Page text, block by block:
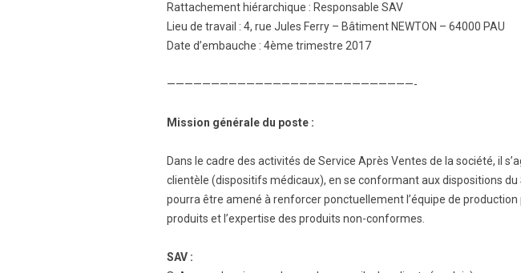
Rattachement hiérarchique : Responsable SAV
Lieu de travail : 4, rue Jules Ferry – Bâtiment NEWTON – 64000 PAU
Date d’embauche : 4ème trimestre 2017
————————————————————————————-
Mission générale du poste :
Dans le cadre des activités de Service Après Ventes de la société, il
clientèle (dispositifs médicaux), en se conformant aux dispositions
pourra être amené à renforcer ponctuellement l’équipe de
produits et l’expertise des produits non-conformes.
SAV :